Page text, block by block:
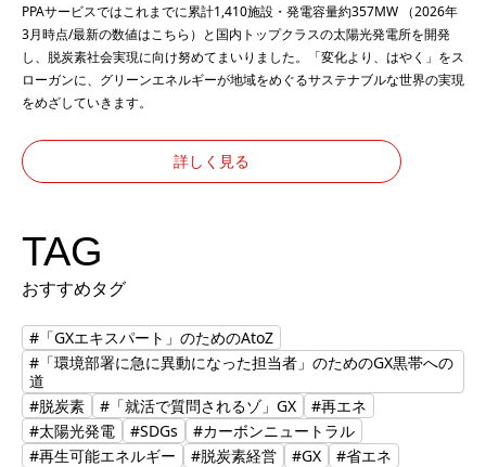
PPAサービスではこれまでに累計1,410施設・発電容量約357MW （2026年
3月時点/最新の数値はこちら ）と国内トップクラスの太陽光発電所を開発
し、脱炭素社会実現に向け努めてまいりました。「変化より、はやく」をス
ローガンに、グリーンエネルギーが地域をめぐるサステナブルな世界の実現
をめざしていきます。
詳しく見る
TAG
おすすめタグ
#「GXエキスパート」のためのAtoZ
#「環境部署に急に異動になった担当者」のためのGX黒帯への
道
#脱炭素
#「就活で質問されるゾ」GX
#再エネ
#太陽光発電
#SDGs
#カーボンニュートラル
#再生可能エネルギー
#脱炭素経営 #GX
#省エネ